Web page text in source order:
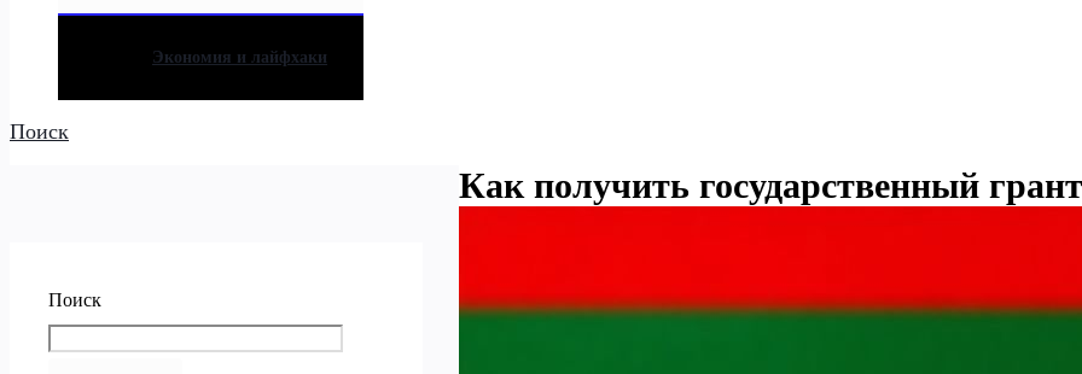
Экономия и лайфхаки
Поиск
Поиск
Как получить государственный